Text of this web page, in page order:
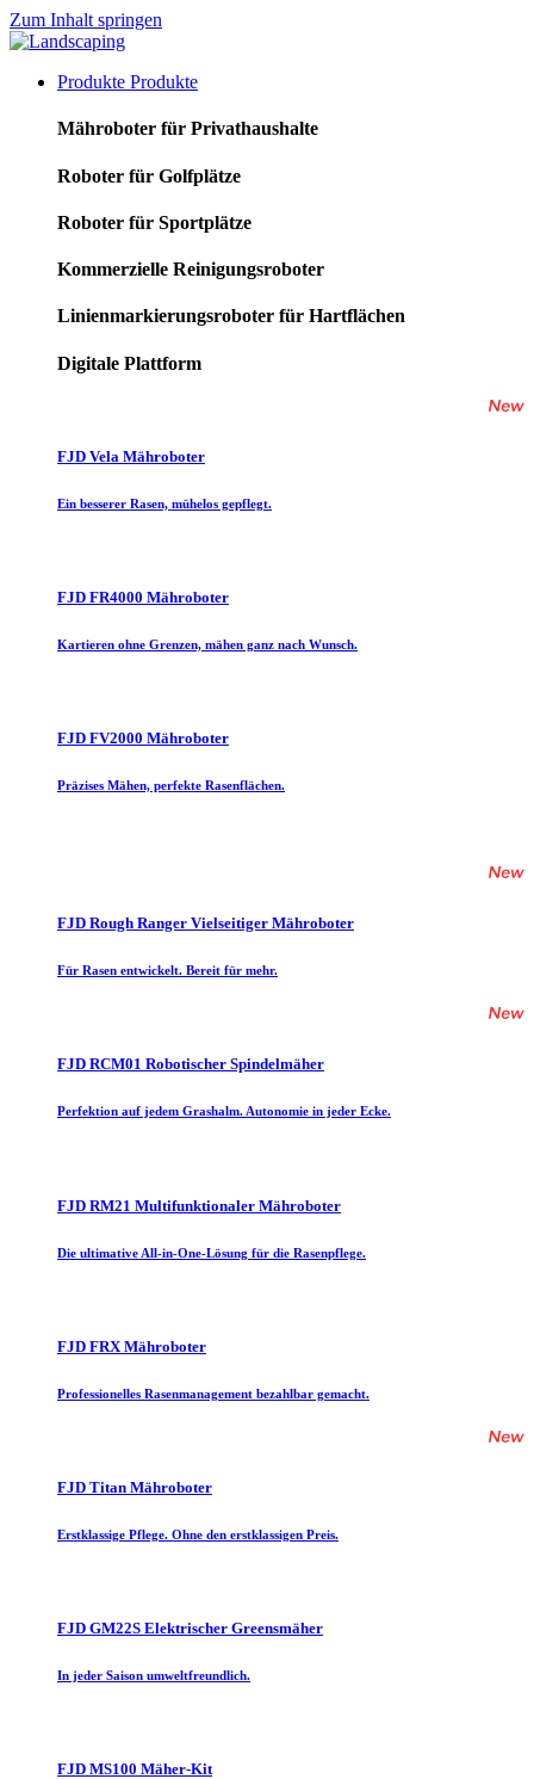
Zum Inhalt springen
Produkte Produkte
Mähroboter für Privathaushalte
Roboter für Golfplätze
Roboter für Sportplätze
Kommerzielle Reinigungsroboter
Linienmarkierungsroboter für Hartflächen
Digitale Plattform
FJD Vela Mähroboter
Ein besserer Rasen, mühelos gepflegt.
FJD FR4000 Mähroboter
Kartieren ohne Grenzen, mähen ganz nach Wunsch.
FJD FV2000 Mähroboter
Präzises Mähen, perfekte Rasenflächen.
FJD Rough Ranger Vielseitiger Mähroboter
Für Rasen entwickelt. Bereit für mehr.
FJD RCM01 Robotischer Spindelmäher
Perfektion auf jedem Grashalm. Autonomie in jeder Ecke.
FJD RM21 Multifunktionaler Mähroboter
Die ultimative All-in-One-Lösung für die Rasenpflege.
FJD FRX Mähroboter
Professionelles Rasenmanagement bezahlbar gemacht.
FJD Titan Mähroboter
Erstklassige Pflege. Ohne den erstklassigen Preis.
FJD GM22S Elektrischer Greensmäher
In jeder Saison umweltfreundlich.
FJD MS100 Mäher-Kit